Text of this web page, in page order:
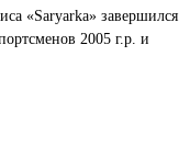
«Saryarka» завершился
2005 г.р. и